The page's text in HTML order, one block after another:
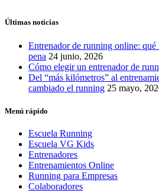
Últimas noticias
Entrenador de running online:
pena 24 junio, 2026
Cómo elegir un entrenador de
Del “más kilómetros” al
cambiado el running 25 mayo,
Menú rápido
Escuela Running
Escuela VG Kids
Entrenadores
Entrenamientos Online
Running para Empresas
Colaboradores